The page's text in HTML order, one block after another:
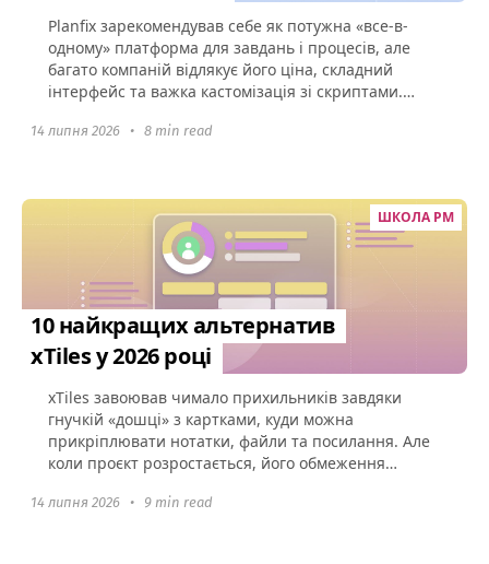
Planfix зарекомендував себе як потужна «все-в-
одному» платформа для завдань і процесів, але
багато компаній відлякує його ціна, складний
інтерфейс та важка кастомізація зі скриптами.
14 липня 2026 • 8 min read
ШКОЛА PM
10 найкращих альтернатив
xTiles у 2026 році
xTiles завоював чимало прихильників завдяки
гнучкій «дошці» з картками, куди можна
прикріплювати нотатки, файли та посилання. Але
коли проєкт розростається, його обмеження
14 липня 2026 • 9 min read